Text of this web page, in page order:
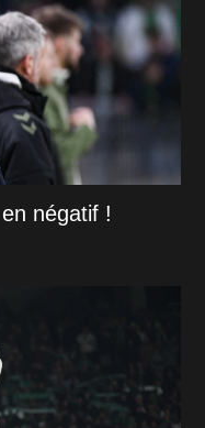
négatif !